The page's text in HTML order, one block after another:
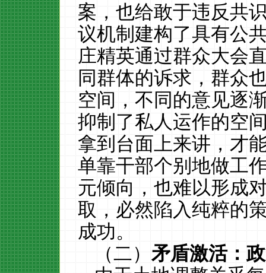
案，也给敢于违反共
议机制建构了具有公
庄精英通过群众大会
同群体的诉求，群众
空间，不同的意见逐
抑制了私人运作的空
拿到台面上来讲，才
单靠干部个别地做工
元倾向，也难以形成
取，必然陷入纯粹的
成功。
（二）矛盾激活：